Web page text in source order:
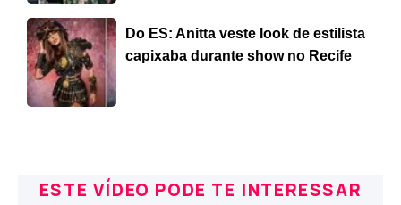
Do ES: Anitta veste look de estilista
capixaba durante show no Recife
ESTE VÍDEO PODE TE INTERESSAR